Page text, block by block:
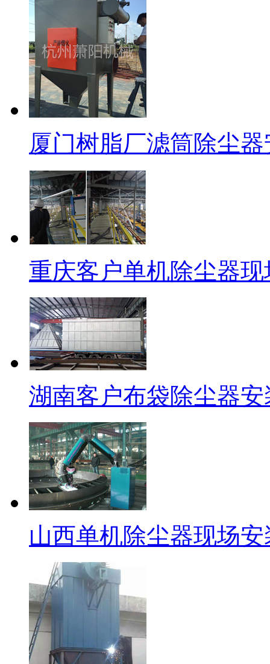
厦门树脂厂滤筒除尘
重庆客户单机除尘器
湖南客户布袋除尘器
山西单机除尘器现场